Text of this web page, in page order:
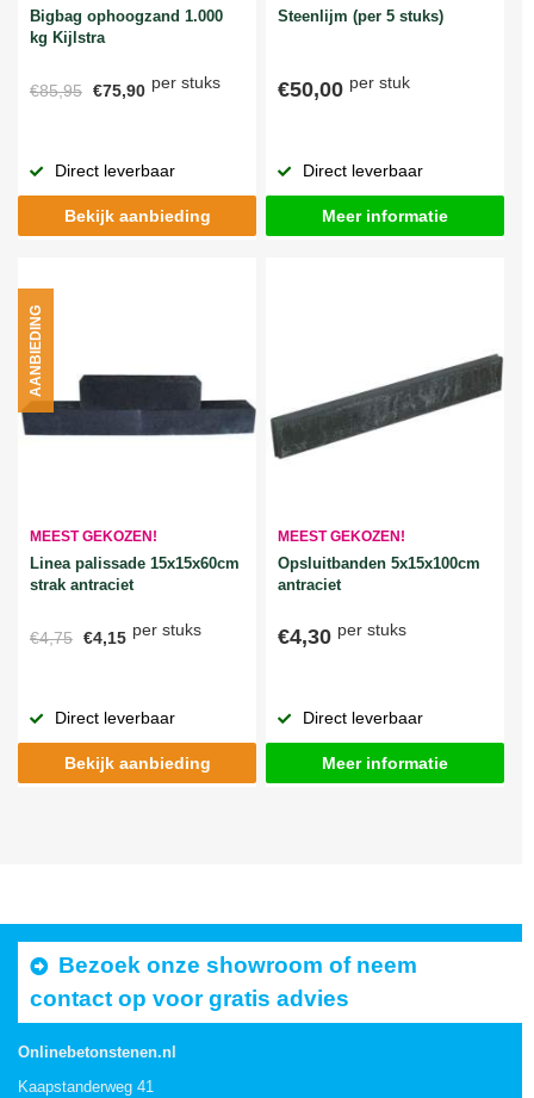
Bigbag ophoogzand 1.000
kg Kijlstra
€85,95 €75,90 per stuks
Direct leverbaar
Bekijk aanbieding
Steenlijm (per 5 stuks)
€50,00 per stuk
Direct leverbaar
Meer informatie
MEEST GEKOZEN!
Linea palissade 15x15x60cm
strak antraciet
€4,75 €4,15 per stuks
AANBIEDING
Direct leverbaar
Bekijk aanbieding
MEEST GEKOZEN!
Opsluitbanden 5x15x100cm
antraciet
€4,30 per stuks
Direct leverbaar
Meer informatie
Bezoek onze showroom of neem
contact op voor gratis advies
Onlinebetonstenen.nl
Kaapstanderweg 41